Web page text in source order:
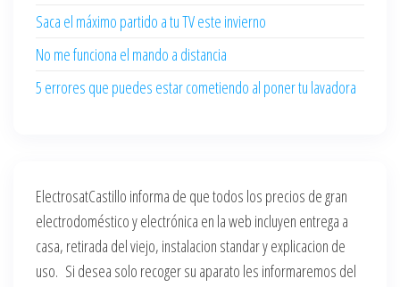
Saca el máximo partido a tu TV este invierno
No me funciona el mando a distancia
5 errores que puedes estar cometiendo al poner tu lavadora
ElectrosatCastillo informa de que todos los precios de gran
electrodoméstico y electrónica en la web incluyen entrega a
casa, retirada del viejo, instalacion standar y explicacion de
uso. Si desea solo recoger su aparato les informaremos del